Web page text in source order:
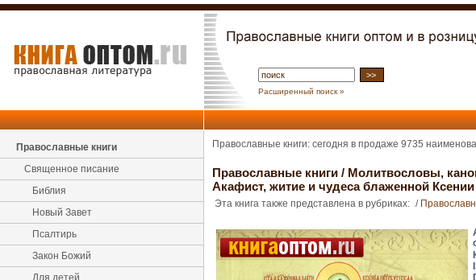
Расширенный поиск »
Православные книги
Священное писание
Библия
Новый Завет
Псалтирь
Закон Божий
Для детей
Православные книги: сегодня в продаже 9735
Православные книги / Молитвословы,
Акафист, житие и чудеса блаженной Ксении
Эта книга также представлена в рубриках: /